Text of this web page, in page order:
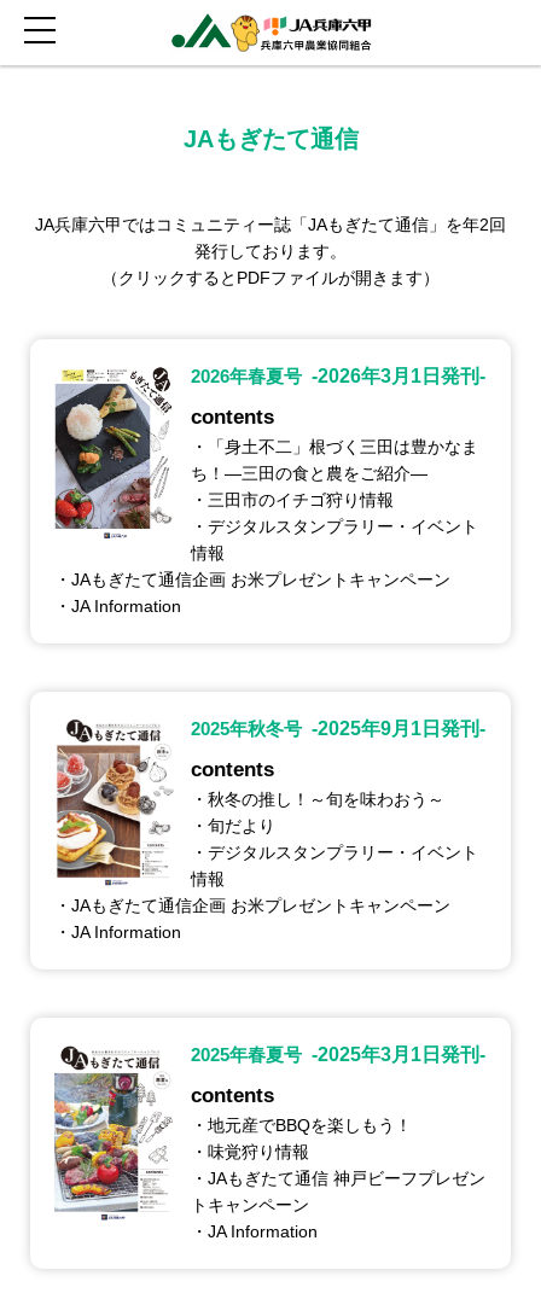
JAもぎたて通信
JA兵庫六甲ではコミュニティー誌「JAもぎたて通信」を年2回
発行しております。
（クリックするとPDFファイルが開きます）
2026年春夏号 -2026年3月1日発刊-
contents
・「身土不二」根づく三田は豊かなま
ち！―三田の食と農をご紹介―
・三田市のイチゴ狩り情報
・デジタルスタンプラリー・イベント
情報
・JAもぎたて通信企画 お米プレゼントキャンペーン
・JA Information
2025年秋冬号 -2025年9月1日発刊-
contents
・秋冬の推し！～旬を味わおう～
・旬だより
・デジタルスタンプラリー・イベント
情報
・JAもぎたて通信企画 お米プレゼントキャンペーン
・JA Information
2025年春夏号 -2025年3月1日発刊-
contents
・地元産でBBQを楽しもう！
・味覚狩り情報
・JAもぎたて通信 神戸ビーフプレゼン
トキャンペーン
・JA Information